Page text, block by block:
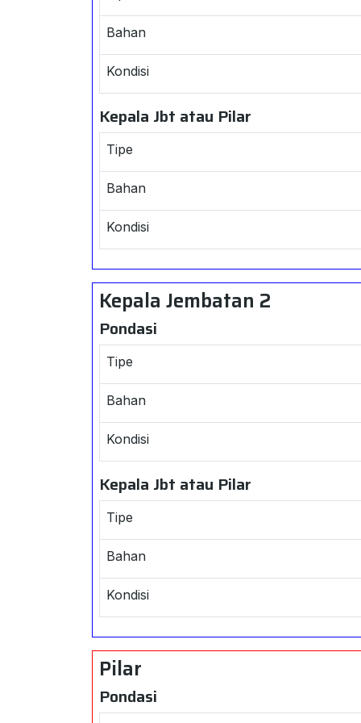
Bahan
Kondisi
Kepala Jbt atau Pilar
Tipe
Bahan
Kondisi
Kepala Jembatan 2
Pondasi
Tipe
Bahan
Kondisi
Kepala Jbt atau Pilar
Tipe
Bahan
Kondisi
Pilar
Pondasi